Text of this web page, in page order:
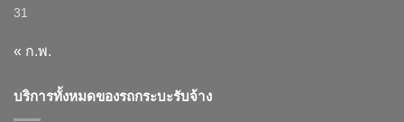
31
« ก.พ.
บริการทั้งหมดของรถกระบะรับจ้าง